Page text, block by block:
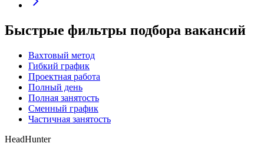
Быстрые фильтры подбора вакансий
Вахтовый метод
Гибкий график
Проектная работа
Полный день
Полная занятость
Сменный график
Частичная занятость
HeadHunter